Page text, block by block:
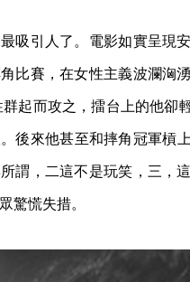
吸引人了。電影如實呈現
比賽，在女性主義波瀾洶
群起而攻之，擂台上的他
後來他甚至和摔角冠軍
謂，二這不是玩笑，三，
驚慌失措。